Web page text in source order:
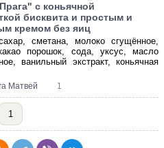
с коньячной
бисквита и простым и
кремом без яиц
сметана, молоко сгущённое,
порошок, сода, уксус, масло
ванильный экстракт, коньячная
Матвей 1
1